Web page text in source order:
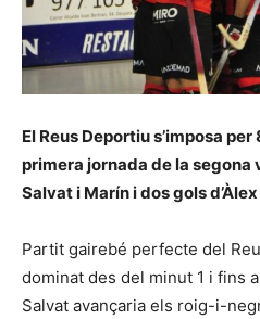
El Reus Deportiu s’imposa
primera jornada de la segona
Salvat i Marín i dos gols
Partit gairebé perfecte del
dominat des del minut 1 i fins
Salvat avançaria els roig-i-